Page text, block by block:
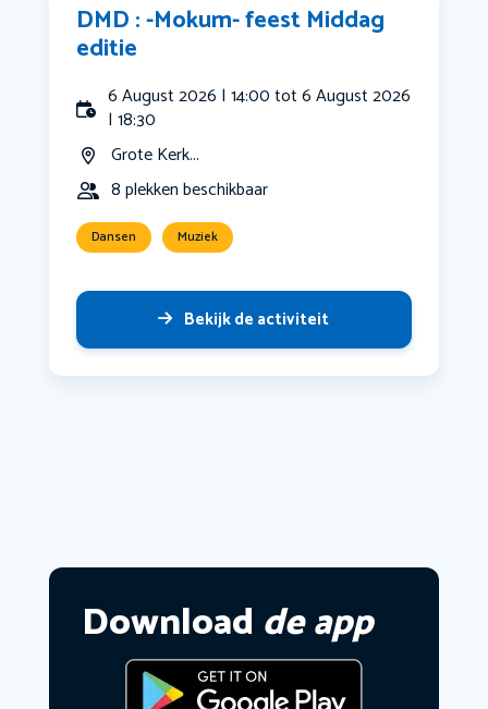
DMD : -Mokum- feest Middag
editie
6 August 2026 | 14:00 tot 6 August 2026
| 18:30
Grote Kerk...
8 plekken beschikbaar
Dansen Muziek
Bekijk de activiteit
Download de app